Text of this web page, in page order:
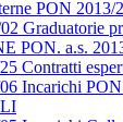
PON 2013/
Graduatorie
PON. a.s.
Contratti
Incarichi PON